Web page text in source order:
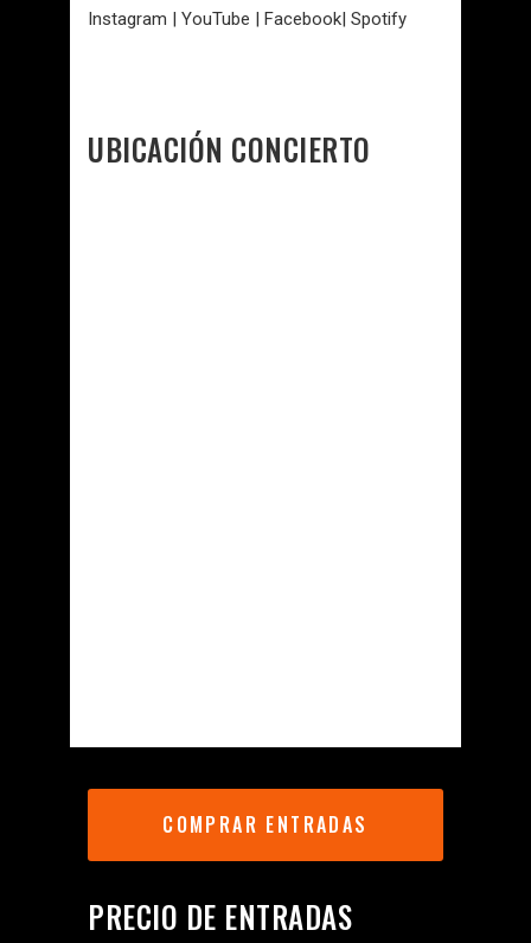
Instagram | YouTube | Facebook| Spotify
UBICACIÓN CONCIERTO
COMPRAR ENTRADAS
PRECIO DE ENTRADAS